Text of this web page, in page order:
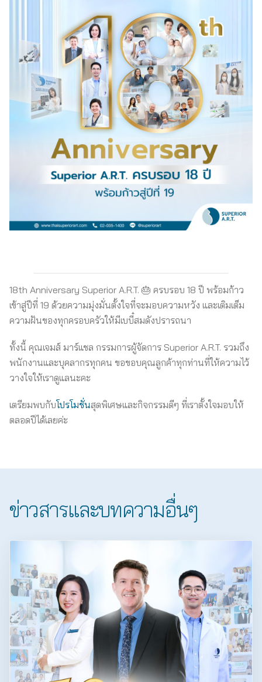
18th Anniversary Superior A.R.T. 🎂 ครบรอบ 18 ปี พร้อมก้าว
เข้าสู่ปีที่ 19 ด้วยความมุ่งมั่นตั้งใจที่จะมอบความหวัง และเติมเต็ม
ความฝันของทุกครอบครัวให้มีเบบี๋สมดังปรารถนา
ทั้งนี้ คุณเจมส์ มาร์แชล กรรมการผู้จัดการ Superior A.R.T. รวมถึง
พนักงานและบุคลากรทุกคน ขอขอบคุณลูกค้าทุกท่านที่ให้ความไว้
วางใจให้เราดูแลนะคะ
เตรียมพบกับโปรโมชั่นสุดพิเศษและกิจกรรมดีๆ ที่เราตั้งใจมอบให้
ตลอดปีได้เลยค่ะ
ข่าวสารและบทความอื่นๆ